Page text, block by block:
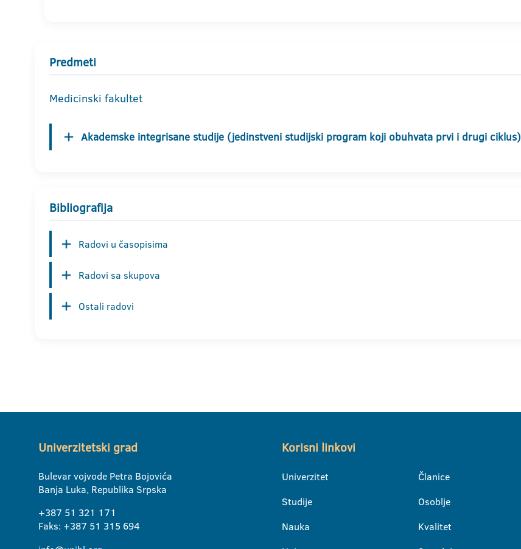
Predmeti
Medicinski fakultet
Akademske integrisane studije (jedinstveni studijski program koji obuhvata prvi i drugi ciklus)
Bibliografija
Radovi u časopisima
Radovi sa skupova
Ostali radovi
Univerzitetski grad
Bulevar vojvode Petra Bojovića
Banja Luka, Republika Srpska
+387 51 321 171
Faks: +387 51 315 694
Korisni linkovi
Univerzitet
Studije
Nauka
Članice
Osoblje
Kvalitet